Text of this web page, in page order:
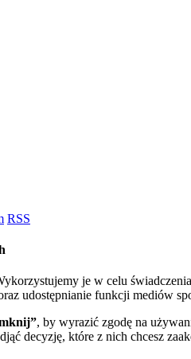
RSS
je w celu
udostępnianie funkcji mediów
, by wyrazić zgodę na
decyzję, które z nich chcesz